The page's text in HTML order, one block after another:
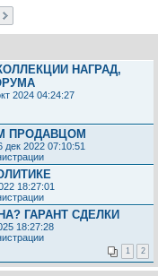
НАГРАД,
2024 04:24:27
ПРОДАВЦОМ
дек 2022 07:10:51
18:27:01
ГАРАНТ СДЕЛКИ
18:27:28
1 2